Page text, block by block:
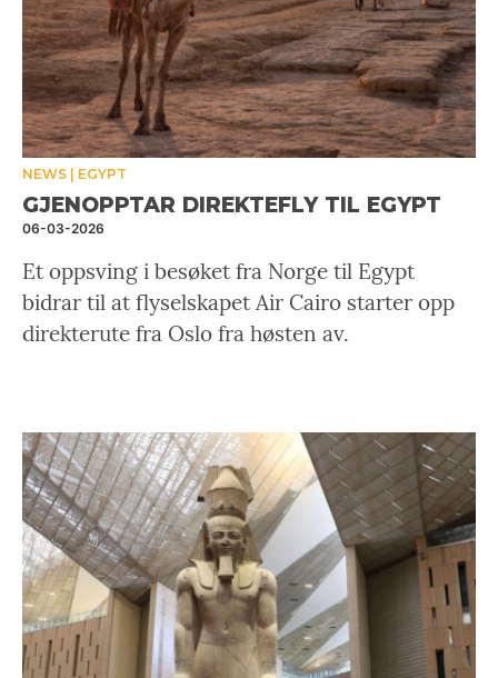
NEWS EGYPT
GJENOPPTAR DIREKTEFLY TIL EGYPT
06-03-2026
Et oppsving i besøket fra Norge til Egypt
bidrar til at flyselskapet Air Cairo starter opp
direkterute fra Oslo fra høsten av.